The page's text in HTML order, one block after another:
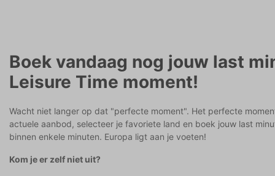
Boek vandaag nog jouw last
Leisure Time moment!
Wacht niet langer op dat "perfecte moment". Het perfecte
actuele aanbod, selecteer je favoriete land en boek jouw last
binnen enkele minuten. Europa ligt aan je voeten!
Kom je er zelf niet uit?